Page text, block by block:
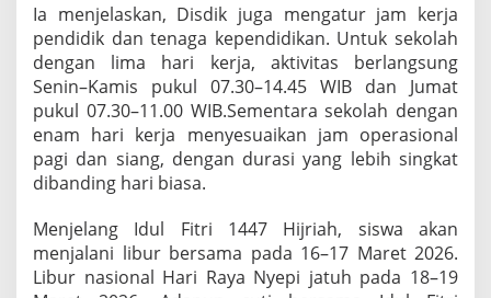
Ia menjelaskan, Disdik juga mengatur jam kerja
pendidik dan tenaga kependidikan. Untuk sekolah
dengan lima hari kerja, aktivitas berlangsung
Senin–Kamis pukul 07.30–14.45 WIB dan Jumat
pukul 07.30–11.00 WIB.Sementara sekolah dengan
enam hari kerja menyesuaikan jam operasional
pagi dan siang, dengan durasi yang lebih singkat
dibanding hari biasa.
Menjelang Idul Fitri 1447 Hijriah, siswa akan
menjalani libur bersama pada 16–17 Maret 2026.
Libur nasional Hari Raya Nyepi jatuh pada 18–19